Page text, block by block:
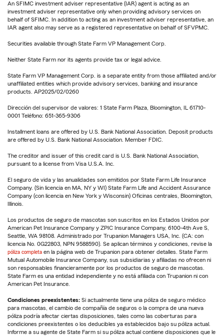
An SFIMC investment adviser representative (IAR) agent is acting as an
investment adviser representative only when providing advisory services on
behalf of SFIMC. In addition to acting as an investment adviser representative, an
IAR agent also may serve as a registered representative on behalf of SFVPMC.
Securities available through State Farm VP Management Corp.
Neither State Farm nor its agents provide tax or legal advice.
State Farm VP Management Corp. is a separate entity from those affiliated and/or
unaffiliated entities which provide advisory services, banking and insurance
products. AP2025/02/0260
Dirección del supervisor de valores: 1 State Farm Plaza, Bloomington, IL 61710-
0001 Teléfono: 651-365-9306
Installment loans are offered by U.S. Bank National Association. Deposit products
are offered by U.S. Bank National Association. Member FDIC.
The creditor and issuer of this credit card is U.S. Bank National Association,
pursuant to a license from Visa U.S.A. Inc.
El seguro de vida y las anualidades son emitidos por State Farm Life Insurance
Company. (Sin licencia en MA, NY y WI) State Farm Life and Accident Assurance
Company (con licencia en New York y Wisconsin) Oficinas centrales, Bloomington,
Illinois.
Los productos de seguro de mascotas son suscritos en los Estados Unidos por
American Pet Insurance Company y ZPIC Insurance Company, 6100-4th Ave S,
Seattle, WA 98108. Administrado por Trupanion Managers USA, Inc. (CA: con
licencia No. 0G22803, NPN 9588590). Se aplican términos y condiciones, revise la
póliza completa en la página web de Trupanion para obtener detalles. State Farm
Mutual Automobile Insurance Company, sus subsidiarias y afiliadas no ofrecen ni
son responsables financieramente por los productos de seguro de mascotas.
State Farm es una entidad independiente y no está afiliada con Trupanion ni con
American Pet Insurance.
Condiciones preexistentes: Si actualmente tiene una póliza de seguro médico
para mascotas, el cambio de compañía de seguros o la compra de una nueva
póliza podría afectar ciertas disposiciones, tales como las coberturas para
condiciones preexistentes o los deducibles ya establecidos bajo su póliza actual.
Informe a su agente de State Farm si su póliza actual contiene disposiciones que le